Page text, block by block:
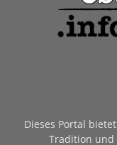
Dieses Portal
Tradition und